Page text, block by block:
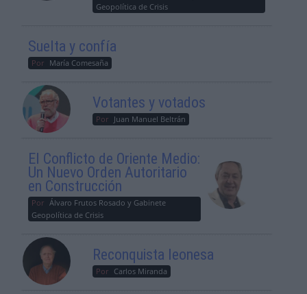
Geopolítica de Crisis
Suelta y confía
Por María Comesaña
Votantes y votados
Por Juan Manuel Beltrán
El Conflicto de Oriente Medio:
Un Nuevo Orden Autoritario
en Construcción
Por Álvaro Frutos Rosado y Gabinete
Geopolítica de Crisis
Reconquista leonesa
Por Carlos Miranda